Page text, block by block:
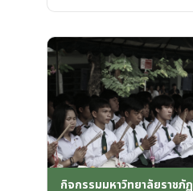
กิจกรรมมหาวิทยาลัยราชภัฏ